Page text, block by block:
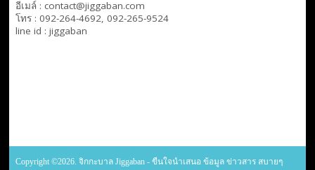
อีเมล์ : contact@jiggaban.com
โทร : 092-264-4692, 092-265-9524
line id : jiggaban
Copyright ©2026. จิกกะบาล Jiggaban - ขืนใจนำเสนอ ข้อมูล ข่าวสาร สบายๆ